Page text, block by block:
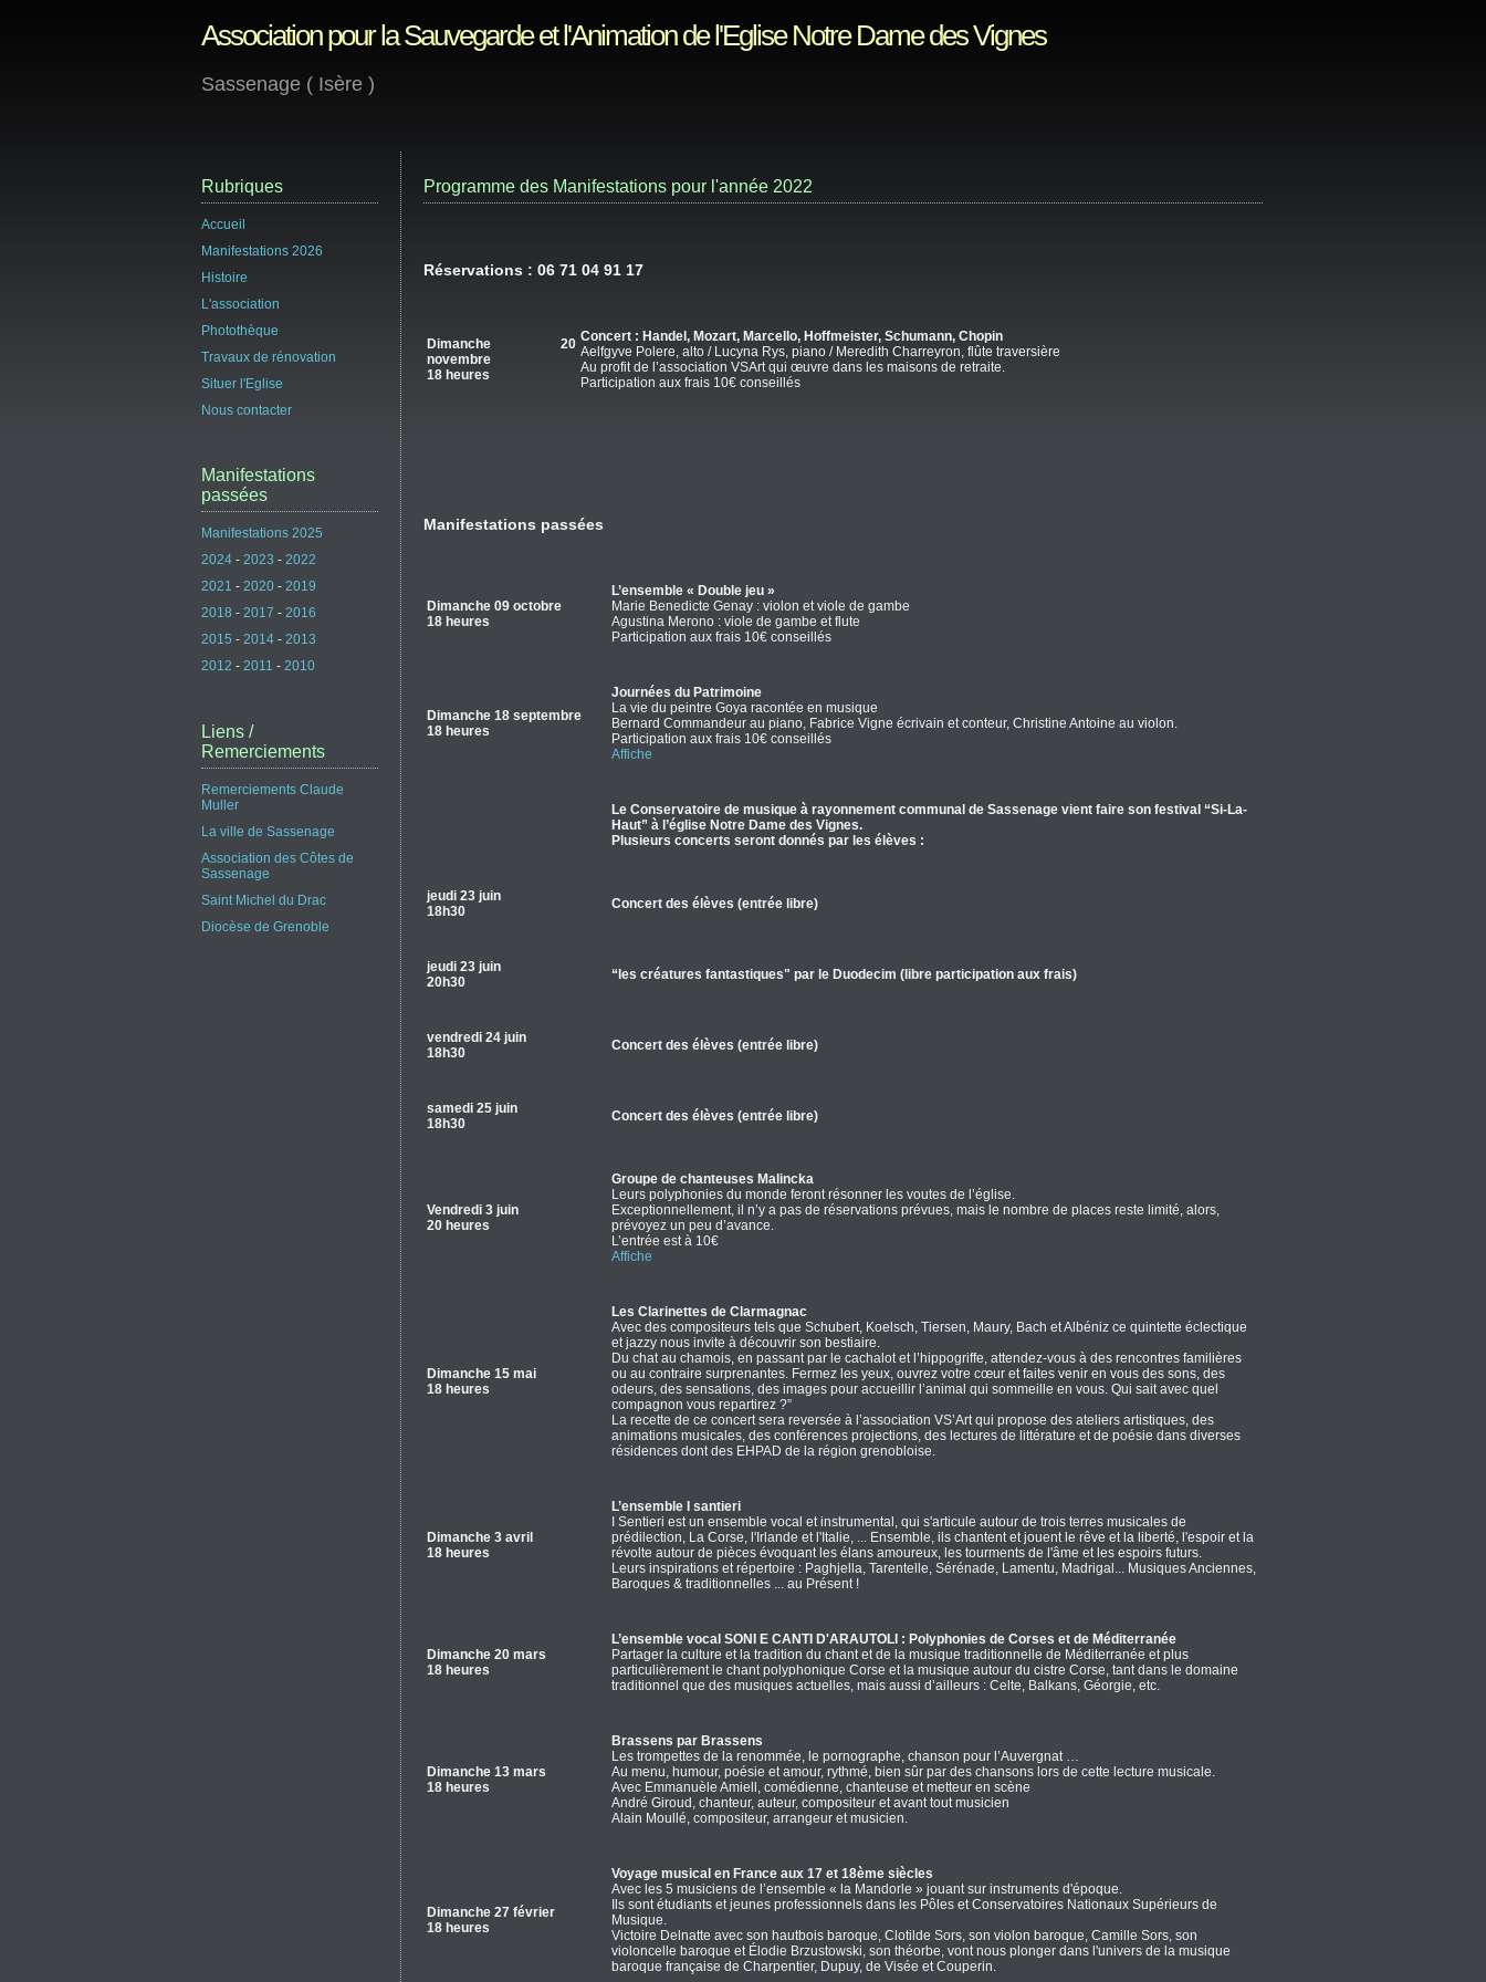
Association pour la Sauvegarde et l'Animation de l'Eglise Notre Dame des Vignes
Sassenage ( Isère )
Programme des Manifestations pour l'année 2022
Réservations : 06 71 04 91 17
Dimanche 20
novembre
18 heures
Concert : Handel, Mozart, Marcello, Hoffmeister, Schumann, Chopin
Aelfgyve Polere, alto / Lucyna Rys, piano / Meredith Charreyron, flûte traversière
Au profit de l’association VSArt qui œuvre dans les maisons de retraite.
Participation aux frais 10€ conseillés
Manifestations passées
Dimanche 09 octobre
18 heures
L’ensemble « Double jeu »
Marie Benedicte Genay : violon et viole de gambe
Agustina Merono : viole de gambe et flute
Participation aux frais 10€ conseillés
Dimanche 18 septembre
18 heures
Journées du Patrimoine
La vie du peintre Goya racontée en musique
Bernard Commandeur au piano, Fabrice Vigne écrivain et conteur, Christine Antoine au violon.
Participation aux frais 10€ conseillés
Affiche
Le Conservatoire de musique à rayonnement communal de Sassenage vient faire son festival “Si-La-
Haut” à l’église Notre Dame des Vignes.
Plusieurs concerts seront donnés par les élèves :
jeudi 23 juin
18h30
Concert des élèves (entrée libre)
jeudi 23 juin
20h30
“les créatures fantastiques" par le Duodecim (libre participation aux frais)
vendredi 24 juin
18h30
Concert des élèves (entrée libre)
samedi 25 juin
18h30
Concert des élèves (entrée libre)
Vendredi 3 juin
20 heures
Groupe de chanteuses Malincka
Leurs polyphonies du monde feront résonner les voutes de l’église.
Exceptionnellement, il n’y a pas de réservations prévues, mais le nombre de places reste limité, alors,
prévoyez un peu d’avance.
L’entrée est à 10€
Affiche
Dimanche 15 mai
18 heures
Les Clarinettes de Clarmagnac
Avec des compositeurs tels que Schubert, Koelsch, Tiersen, Maury, Bach et Albéniz ce quintette éclectique
et jazzy nous invite à découvrir son bestiaire.
Du chat au chamois, en passant par le cachalot et l’hippogriffe, attendez-vous à des rencontres familières
ou au contraire surprenantes. Fermez les yeux, ouvrez votre cœur et faites venir en vous des sons, des
odeurs, des sensations, des images pour accueillir l’animal qui sommeille en vous. Qui sait avec quel
compagnon vous repartirez ?”
La recette de ce concert sera reversée à l’association VS’Art qui propose des ateliers artistiques, des
animations musicales, des conférences projections, des lectures de littérature et de poésie dans diverses
résidences dont des EHPAD de la région grenobloise.
Dimanche 3 avril
18 heures
L’ensemble I santieri
I Sentieri est un ensemble vocal et instrumental, qui s'articule autour de trois terres musicales de
prédilection, La Corse, l'Irlande et l'Italie, ... Ensemble, ils chantent et jouent le rêve et la liberté, l'espoir et la
révolte autour de pièces évoquant les élans amoureux, les tourments de l'âme et les espoirs futurs.
Leurs inspirations et répertoire : Paghjella, Tarentelle, Sérénade, Lamentu, Madrigal... Musiques Anciennes,
Baroques & traditionnelles ... au Présent !
Dimanche 20 mars
18 heures
L’ensemble vocal SONI E CANTI D'ARAUTOLI : Polyphonies de Corses et de Méditerranée
Partager la culture et la tradition du chant et de la musique traditionnelle de Méditerranée et plus
particulièrement le chant polyphonique Corse et la musique autour du cistre Corse, tant dans le domaine
traditionnel que des musiques actuelles, mais aussi d’ailleurs : Celte, Balkans, Géorgie, etc.
Dimanche 13 mars
18 heures
Brassens par Brassens
Les trompettes de la renommée, le pornographe, chanson pour l’Auvergnat …
Au menu, humour, poésie et amour, rythmé, bien sûr par des chansons lors de cette lecture musicale.
Avec Emmanuèle Amiell, comédienne, chanteuse et metteur en scène
André Giroud, chanteur, auteur, compositeur et avant tout musicien
Alain Moullé, compositeur, arrangeur et musicien.
Dimanche 27 février
18 heures
Voyage musical en France aux 17 et 18ème siècles
Avec les 5 musiciens de l’ensemble « la Mandorle » jouant sur instruments d'époque.
Ils sont étudiants et jeunes professionnels dans les Pôles et Conservatoires Nationaux Supérieurs de
Musique.
Victoire Delnatte avec son hautbois baroque, Clotilde Sors, son violon baroque, Camille Sors, son
violoncelle baroque et Élodie Brzustowski, son théorbe, vont nous plonger dans l'univers de la musique
baroque française de Charpentier, Dupuy, de Visée et Couperin.
Rubriques
Accueil
Manifestations 2026
Histoire
L'association
Photothèque
Travaux de rénovation
Situer l'Eglise
Nous contacter
Manifestations
passées
Manifestations 2025
2024 - 2023 - 2022
2021 - 2020 - 2019
2018 - 2017 - 2016
2015 - 2014 - 2013
2012 - 2011 - 2010
Liens /
Remerciements
Remerciements Claude
Muller
La ville de Sassenage
Association des Côtes de
Sassenage
Saint Michel du Drac
Diocèse de Grenoble